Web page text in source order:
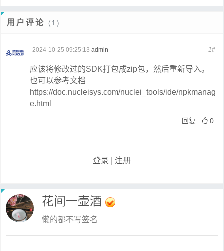
用户评论 (1)
2024-10-25 09:25:13 admin 1#
应该将修改过的SDK打包成zip包，然后重新导入。
也可以参考文档
https://doc.nucleisys.com/nuclei_tools/ide/npkmanag
e.html
回复 0
登录 注册
花间一壶酒
懒的都不写签名